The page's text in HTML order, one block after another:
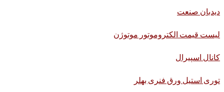
دیدبان صنعت
لیست قیمت الکتروموتور موتوژن
کانال اسپیرال
توری استیل ورق فنری بهلر